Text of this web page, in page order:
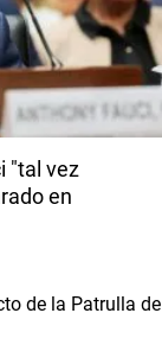
"tal vez
en